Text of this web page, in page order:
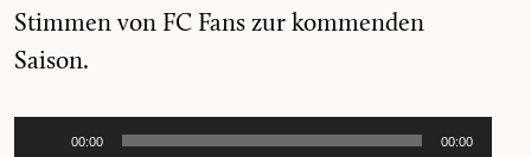
Stimmen von FC Fans zur kommenden
Saison.
00:00 00:00